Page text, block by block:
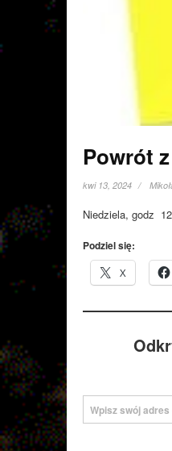
Powrót
kwi 13, 2024
Niedziela, godz
Podziel się:
X
Wpisz swój adres e-mail…